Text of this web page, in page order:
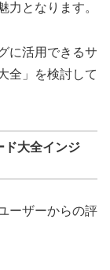
力となります。
に活用できるサ
全」を検討して
ド大全インジ
ーザーからの評